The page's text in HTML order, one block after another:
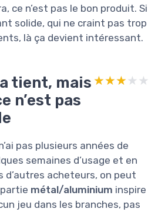
ce n’est pas le bon produit. Si
solide, qui ne craint pas trop
là ça devient intéressant.
tient, mais
n’est pas
★★★★★
★★★★★
pas plusieurs années de
semaines d’usage et en
d’autres acheteurs, on peut
métal/aluminium inspire
jeu dans les branches, pas